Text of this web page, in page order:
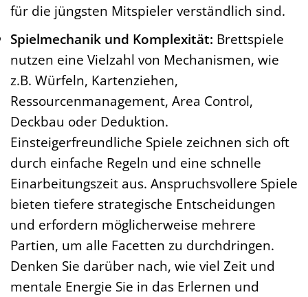
für die jüngsten Mitspieler verständlich sind.
Spielmechanik und Komplexität: Brettspiele
nutzen eine Vielzahl von Mechanismen, wie
z.B. Würfeln, Kartenziehen,
Ressourcenmanagement, Area Control,
Deckbau oder Deduktion.
Einsteigerfreundliche Spiele zeichnen sich oft
durch einfache Regeln und eine schnelle
Einarbeitungszeit aus. Anspruchsvollere Spiele
bieten tiefere strategische Entscheidungen
und erfordern möglicherweise mehrere
Partien, um alle Facetten zu durchdringen.
Denken Sie darüber nach, wie viel Zeit und
mentale Energie Sie in das Erlernen und